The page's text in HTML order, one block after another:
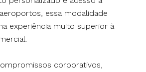
essa modalidade
experiência muito superior à
corporativos,